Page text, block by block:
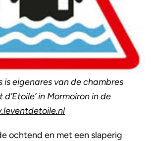
is eigenares van de chambres
d’Etoile’ in Mormoiron in de
ochtend en met een slaperig